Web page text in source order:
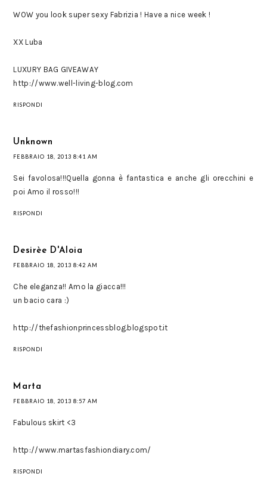
WOW you look super sexy Fabrizia ! Have a nice week !
XX Luba
LUXURY BAG GIVEAWAY
http://www.well-living-blog.com
RISPONDI
Unknown
FEBBRAIO 18, 2013 8:41 AM
Sei favolosa!!!Quella gonna è fantastica e anche gli orecchini e
poi Amo il rosso!!!
RISPONDI
Desirèe D'Aloia
FEBBRAIO 18, 2013 8:42 AM
Che eleganza!! Amo la giacca!!!
un bacio cara :)
http://thefashionprincessblog.blogspot.it
RISPONDI
Marta
FEBBRAIO 18, 2013 8:57 AM
Fabulous skirt <3
http://www.martasfashiondiary.com/
RISPONDI